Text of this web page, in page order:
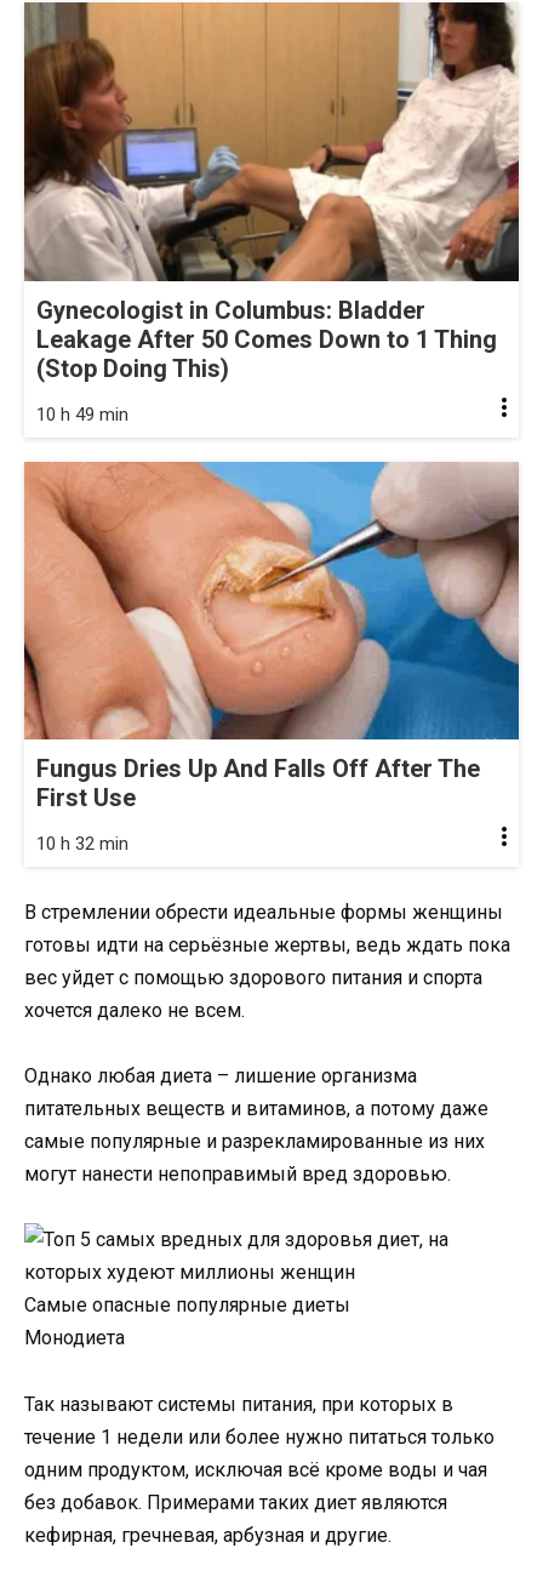
Gynecologist in Columbus: Bladder
Leakage After 50 Comes Down to 1 Thing
(Stop Doing This)
10 h 49 min
Fungus Dries Up And Falls Off After The
First Use
10 h 32 min
В стремлении обрести идеальные формы женщины
готовы идти на серьёзные жертвы, ведь ждать пока
вес уйдет с помощью здорового питания и спорта
хочется далеко не всем.
Однако любая диета – лишение организма
питательных веществ и витаминов, а потому даже
самые популярные и разрекламированные из них
могут нанести непоправимый вред здоровью.
Самые опасные популярные диеты
Монодиета
Так называют системы питания, при которых в
течение 1 недели или более нужно питаться только
одним продуктом, исключая всё кроме воды и чая
без добавок. Примерами таких диет являются
кефирная, гречневая, арбузная и другие.